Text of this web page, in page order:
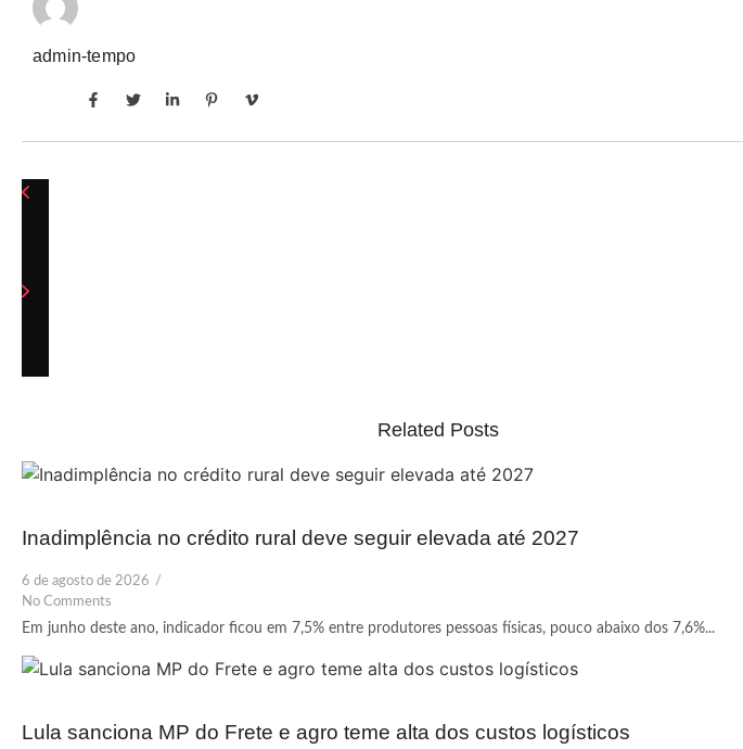
admin-tempo
Related Posts
Inadimplência no crédito rural deve seguir elevada até 2027
6 de agosto de 2026 /
No Comments
Em junho deste ano, indicador ficou em 7,5% entre produtores pessoas físicas, pouco abaixo dos 7,6%...
Lula sanciona MP do Frete e agro teme alta dos custos logísticos